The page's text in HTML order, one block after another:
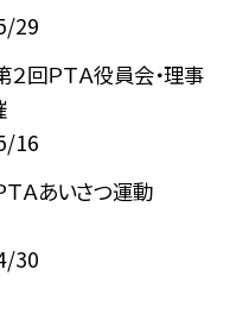
29
回ＰＴＡ役員会・理事
16
Ａあいさつ運動
30